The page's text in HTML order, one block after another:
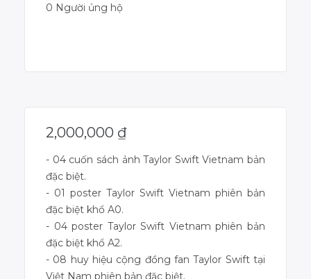
0 Người ủng hộ
2,000,000 ₫
- 04 cuốn sách ảnh Taylor Swift Vietnam bản
đặc biệt.
- 01 poster Taylor Swift Vietnam phiên bản
đặc biệt khổ A0.
- 04 poster Taylor Swift Vietnam phiên bản
đặc biệt khổ A2.
- 08 huy hiệu cộng đồng fan Taylor Swift tại
Việt Nam phiên bản đặc biệt.